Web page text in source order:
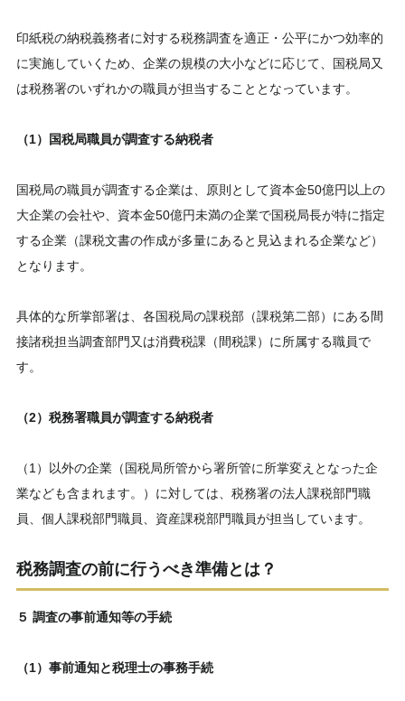
印紙税の納税義務者に対する税務調査を適正・公平にかつ効率的
に実施していくため、企業の規模の大小などに応じて、国税局又
は税務署のいずれかの職員が担当することとなっています。
（1）国税局職員が調査する納税者
国税局の職員が調査する企業は、原則として資本金50億円以上の
大企業の会社や、資本金50億円未満の企業で国税局長が特に指定
する企業（課税文書の作成が多量にあると見込まれる企業など）
となります。
具体的な所掌部署は、各国税局の課税部（課税第二部）にある間
接諸税担当調査部門又は消費税課（間税課）に所属する職員で
す。
（2）税務署職員が調査する納税者
（1）以外の企業（国税局所管から署所管に所掌変えとなった企
業なども含まれます。）に対しては、税務署の法人課税部門職
員、個人課税部門職員、資産課税部門職員が担当しています。
税務調査の前に行うべき準備とは？
５ 調査の事前通知等の手続
（1）事前通知と税理士の事務手続